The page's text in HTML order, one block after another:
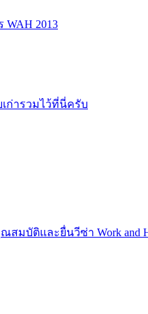
2013
ก่ารวมไว้ที่นี่ครับ
บัติและยื่นวีซ่า Work and